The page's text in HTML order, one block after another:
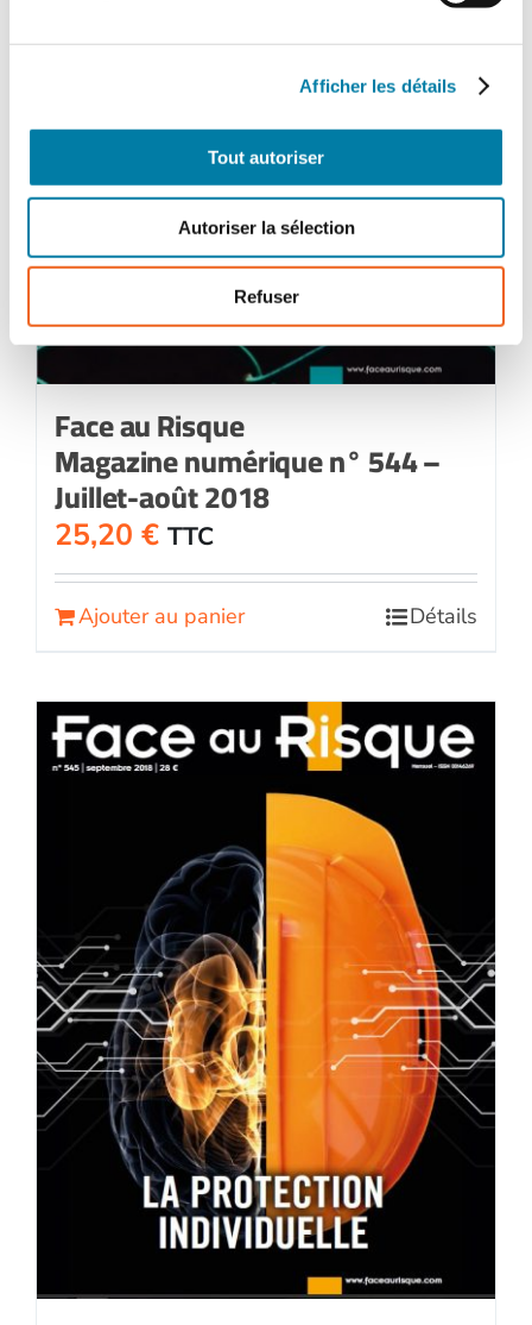
Afficher les détails
Tout autoriser
Autoriser la sélection
Refuser
Face au Risque
Magazine numérique n° 544 –
Juillet-août 2018
25,20 € TTC
Ajouter au panier Détails